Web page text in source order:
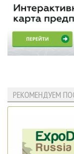
РЕКОМЕНДУЕМ